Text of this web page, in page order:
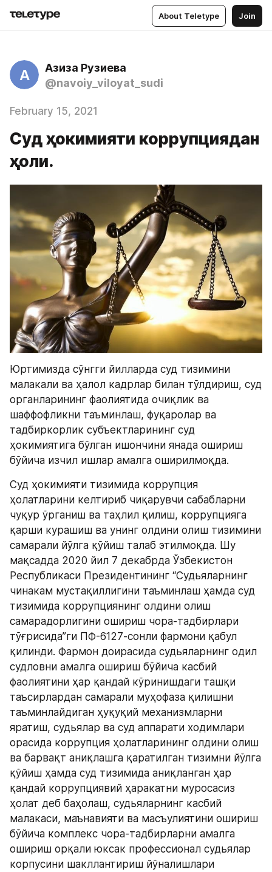
About Teletype Join
А
Азиза Рузиева
@navoiy_viloyat_sudi
February 15, 2021
Суд ҳокимияти коррупциядан
ҳоли.
Юртимизда сўнгги йилларда суд тизимини
малакали ва ҳалол кадрлар билан тўлдириш, суд
органларининг фаолиятида очиқлик ва
шаффофликни таъминлаш, фуқаролар ва
тадбиркорлик субъектларининг суд
ҳокимиятига бўлган ишончини янада ошириш
бўйича изчил ишлар амалга оширилмоқда.
Суд ҳокимияти тизимида коррупция
ҳолатларини келтириб чиқарувчи сабабларни
чуқур ўрганиш ва таҳлил қилиш, коррупцияга
қарши курашиш ва унинг олдини олиш тизимини
самарали йўлга қўйиш талаб этилмоқда. Шу
мақсадда 2020 йил 7 декабрда Ўзбекистон
Республикаси Президентининг “Судьяларнинг
чинакам мустақиллигини таъминлаш ҳамда суд
тизимида коррупциянинг олдини олиш
самарадорлигини ошириш чора-тадбирлари
тўғрисида”ги ПФ-6127-сонли фармони қабул
қилинди. Фармон доирасида судьяларнинг одил
судловни амалга ошириш бўйича касбий
фаолиятини ҳар қандай кўринишдаги ташқи
таъсирлардан самарали муҳофаза қилишни
таъминлайдиган ҳуқуқий механизмларни
яратиш, судьялар ва суд аппарати ходимлари
орасида коррупция ҳолатларининг олдини олиш
ва барвақт аниқлашга қаратилган тизимни йўлга
қўйиш ҳамда суд тизимида аниқланган ҳар
қандай коррупциявий ҳаракатни муросасиз
ҳолат деб баҳолаш, судьяларнинг касбий
малакаси, маънавияти ва масъулиятини ошириш
бўйича комплекс чора-тадбирларни амалга
ошириш орқали юксак профессионал судьялар
корпусини шакллантириш йўналишлари